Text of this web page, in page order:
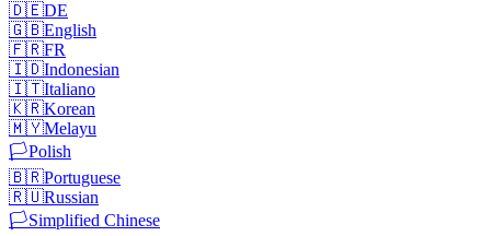
🇩🇪DE
🇬🇧English
🇫🇷FR
🇮🇩Indonesian
🇮🇹Italiano
🇰🇷Korean
🇲🇾Melayu
🏳️Polish
🇧🇷Portuguese
🇷🇺Russian
🏳️Simplified Chinese